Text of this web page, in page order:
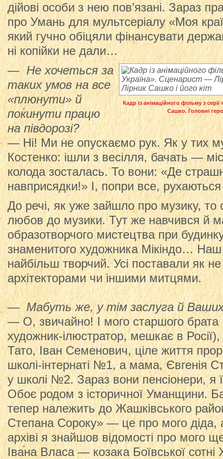
дійові особи з нею пов’язані. Зараз
про Умань для мультсеріалу «Моя
який гучно обіцяли фінансувати
ні копійки не дали…
Кадр із анімаційного фільму з
Сашко. Головні
— Не хочеться за
таких умов на все
«плюнути» й
покинути працю
на півдорозі?
— Ні! Ми не опускаємо рук. Як у тих
Костенко: ішли з весілля, бачать —
колода зосталась. То вони: «Де
навприсядки!» І, попри все,
До речі, як уже зайшло про музику,
любов до музики. Тут же навчився й
образотворчого мистецтва при
знаменитого художника Мікіндо… Наш
найбільш творчий. Усі поставали як
архітекторами чи іншими митцями.
— Мабуть же, у тім заслуга й Ваших
— О, звичайно! І мого старшого брата
художник-ілюстратор, мешкає в Росії),
Тато, Іван Семенович, ціле життя
школі-інтернаті №1, а мама, Євгенія
у школі №2. Зараз вони пенсіонери, я
Обоє родом з історичної Уманщини.
тепер належить до Жашківського
Степана Сороку» — це про мого діда,
архіві я знайшов відомості про мого
Івана Власа — козака Боївської